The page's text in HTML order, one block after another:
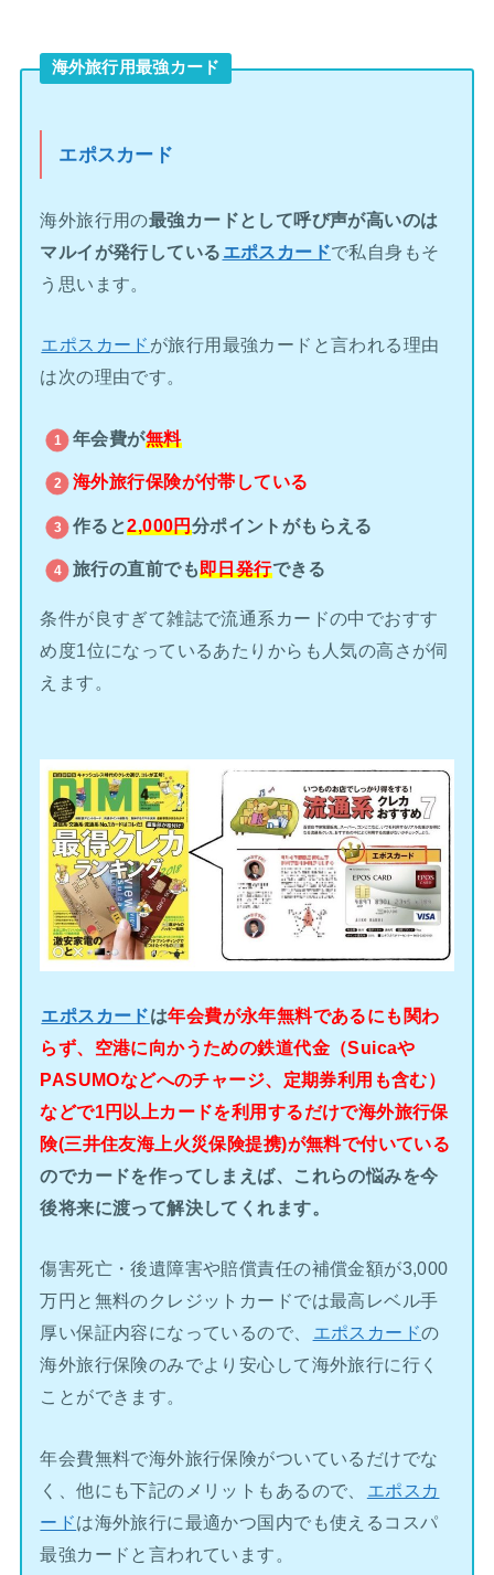
海外旅行用最強カード
エポスカード
海外旅行用の最強カードとして呼び声が高いのは
マルイが発行している エポスカードで私自身もそ
う思います。
エポスカード が旅行用最強カードと言われる理由
は次の理由です。
年会費が無料
海外旅行保険が付帯している
作ると2,000円分ポイントがもらえる
旅行の直前でも即日発行できる
条件が良すぎて雑誌で流通系カードの中でおすす
め度1位になっているあたりからも人気の高さが伺
えます。
エポスカードは年会費が永年無料であるにも関わ
らず、空港に向かうための鉄道代金（Suicaや
PASUMOなどへのチャージ、定期券利用も含む）
などで1円以上カードを利用するだけで海外旅行保
険(三井住友海上火災保険提携)が無料で付いている
のでカードを作ってしまえば、これらの悩みを今
後将来に渡って解決してくれます。
傷害死亡・後遺障害や賠償責任の補償金額が3,000
万円と無料のクレジットカードでは最高レベル手
厚い保証内容になっているので、
エポスカードの
海外旅行保険のみでより安心して海外旅行に行く
ことができます。
年会費無料で海外旅行保険がついているだけでな
く、他にも下記のメリットもあるので、
エポスカ
ードは海外旅行に最適かつ国内でも使えるコスパ
最強カードと言われています。